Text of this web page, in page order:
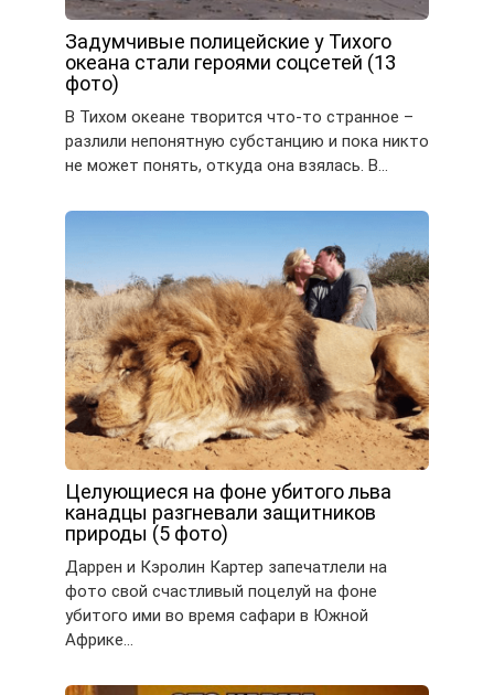
Задумчивые полицейские у Тихого
океана стали героями соцсетей (13
фото)
В Тихом океане творится что-то странное –
разлили непонятную субстанцию и пока никто
не может понять, откуда она взялась. В…
Целующиеся на фоне убитого льва
канадцы разгневали защитников
природы (5 фото)
Даррен и Кэролин Картер запечатлели на
фото свой счастливый поцелуй на фоне
убитого ими во время сафари в Южной
Африке…